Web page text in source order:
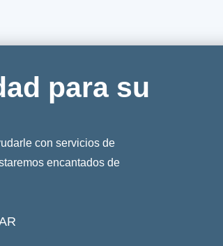
para su
con servicios de
encantados de